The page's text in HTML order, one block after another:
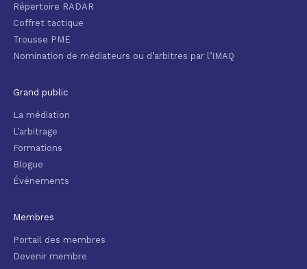
Répertoire RADAR
Coffret tactique
Trousse PME
Nomination de médiateurs ou d’arbitres par l’IMAQ
Grand public
La médiation
L’arbitrage
Formations
Blogue
Événements
Membres
Portail des membres
Devenir membre